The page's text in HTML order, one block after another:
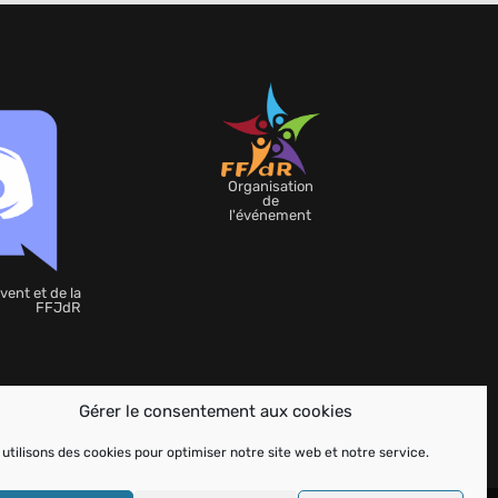
Gérer le consentement aux cookies
utilisons des cookies pour optimiser notre site web et notre service.
et de la
FFJdR
Organisation
de
l'événement